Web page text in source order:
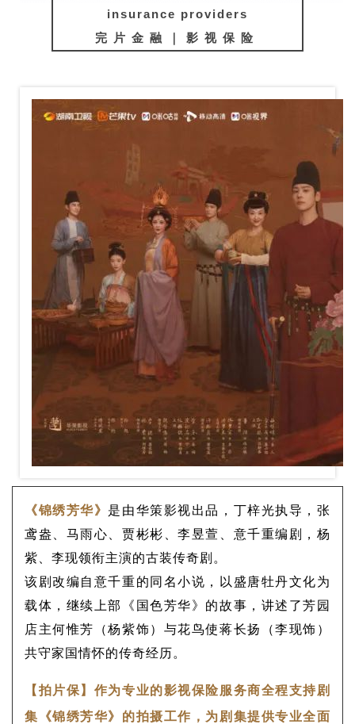
insurance providers
完片金融｜影视保险
《锦绣芳华》 是由华策影视出品，丁梓光执导，张
鸢盎、马雨心、贾彬彬、李昱萱、意千重编剧，杨
紫、李现领衔主演的古装传奇剧。
该剧改编自意千重的同名小说，以盛唐牡丹文化为
载体，继续上部《国色芳华》的故事，讲述了芳园
店主何惟芳（杨紫饰）与花鸟使蒋长扬（李现饰）
共守家国情怀的传奇经历。
【拍片保】作为专业的影视保险服务商全程支持剧
集《锦绣芳华》的拍摄工作，为剧集提供专业全面